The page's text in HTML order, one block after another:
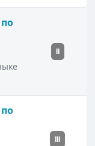
II
III